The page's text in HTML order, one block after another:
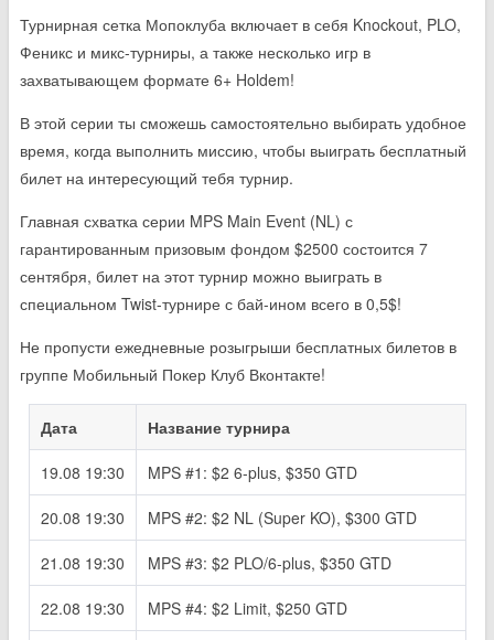
Турнирная сетка Мопоклуба включает в себя Knockout, PLO,
Феникс и микс-турниры, а также несколько игр в
захватывающем формате 6+ Holdem!
В этой серии ты сможешь самостоятельно выбирать удобное
время, когда выполнить миссию, чтобы выиграть бесплатный
билет на интересующий тебя турнир.
Главная схватка серии MPS Main Event (NL) с
гарантированным призовым фондом $2500 состоится 7
сентября, билет на этот турнир можно выиграть в
специальном Twist-турнире с бай-ином всего в 0,5$!
Не пропусти ежедневные розыгрыши бесплатных билетов в
группе Мобильный Покер Клуб Вконтакте!
Дата Название турнира
19.08 19:30 MPS #1: $2 6-plus, $350 GTD
20.08 19:30 MPS #2: $2 NL (Super KO), $300 GTD
21.08 19:30 MPS #3: $2 PLO/6-plus, $350 GTD
22.08 19:30 MPS #4: $2 Limit, $250 GTD